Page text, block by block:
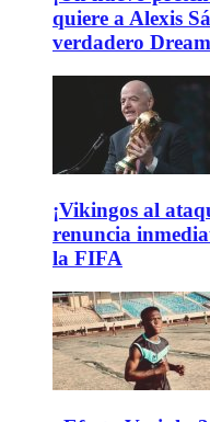
quiere a Alexis
verdadero
¡Vikingos al
renuncia
la FIFA